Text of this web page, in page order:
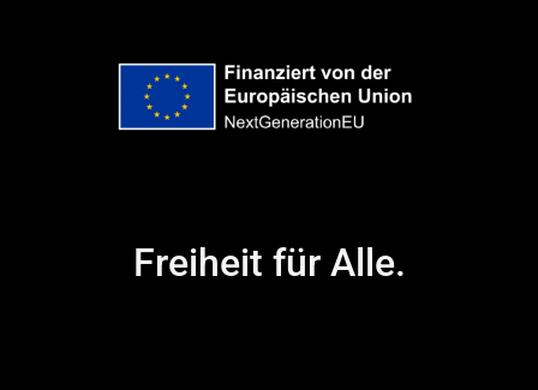
Freiheit für Alle.